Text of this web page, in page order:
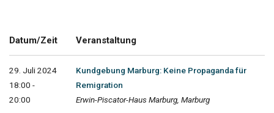
Datum/Zeit Veranstaltung
29. Juli 2024
18:00 -
20:00
Kundgebung Marburg: Keine Propaganda für
Remigration
Erwin-Piscator-Haus Marburg, Marburg